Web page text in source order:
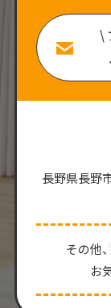
\
長野県長野
その他
お